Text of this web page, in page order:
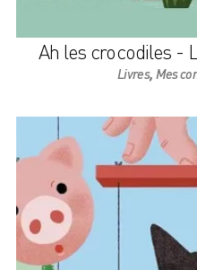
Ah les crocodiles -
Livres, Mes